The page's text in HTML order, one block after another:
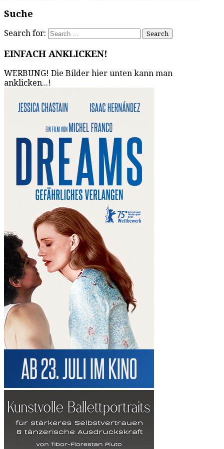
Suche
Search for:
EINFACH ANKLICKEN!
WERBUNG! Die Bilder hier unten kann man
anklicken...!